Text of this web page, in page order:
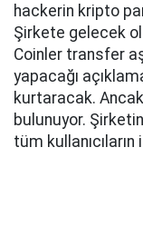
hackerin kripto
Şirkete gelecek
Coinler transfer
yapacağı
kurtaracak.
bulunuyor.
tüm